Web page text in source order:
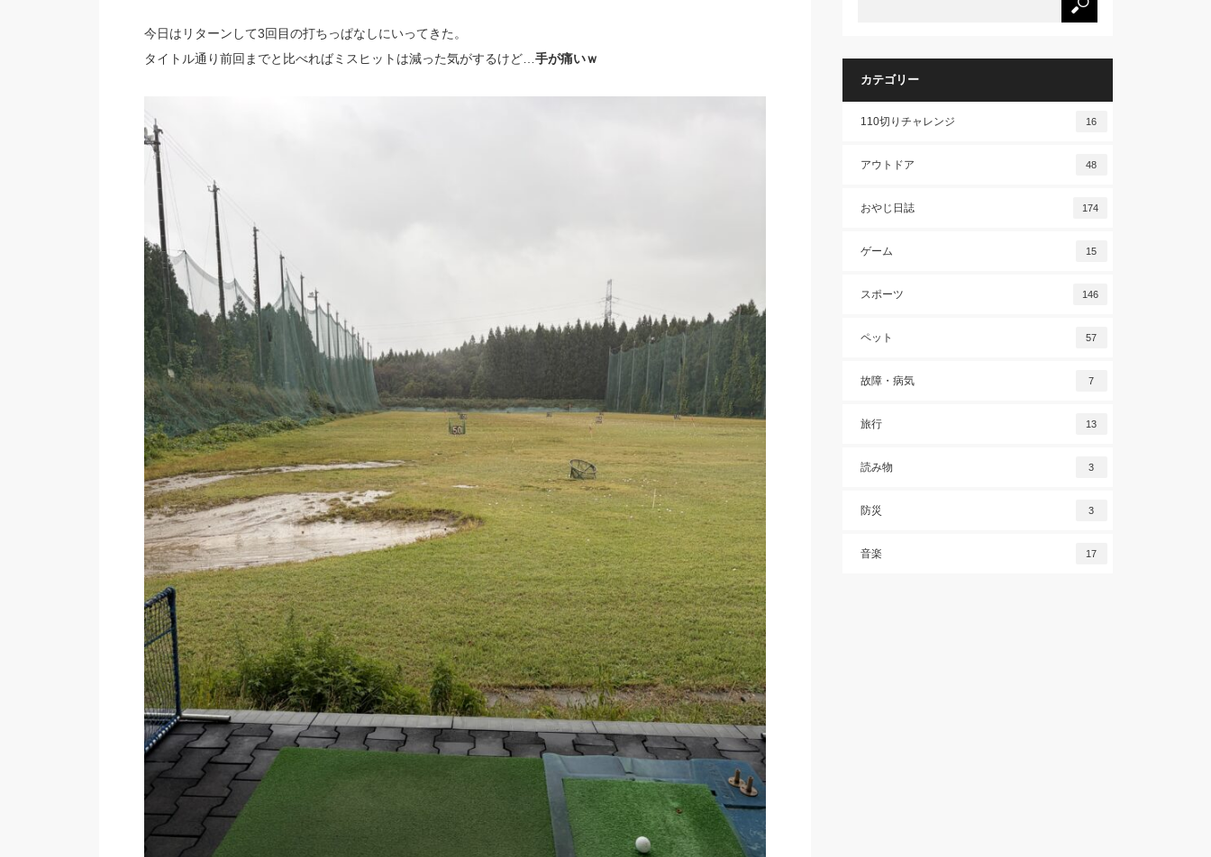
今日はリターンして3回目の打ちっぱなしにいってきた。
タイトル通り前回までと比べればミスヒットは減った気がするけど… 手が痛いｗ
カテゴリー
110切りチャレンジ 16
アウトドア 48
おやじ日誌 174
ゲーム 15
スポーツ 146
ペット 57
故障・病気 7
旅行 13
読み物 3
防災 3
音楽 17